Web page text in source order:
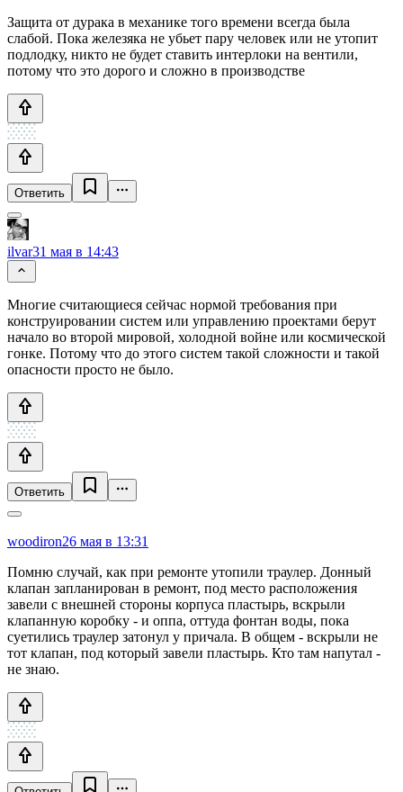
Защита от дурака в механике того времени всегда была
слабой. Пока железяка не убьет пару человек или не утопит
подлодку, никто не будет ставить интерлоки на вентили,
потому что это дорого и сложно в производстве
Ответить
ilvar31 мая в 14:43
Многие считающиеся сейчас нормой требования при
конструировании систем или управлению проектами берут
начало во второй мировой, холодной войне или космической
гонке. Потому что до этого систем такой сложности и такой
опасности просто не было.
Ответить
woodiron26 мая в 13:31
Помню случай, как при ремонте утопили траулер. Донный
клапан запланирован в ремонт, под место расположения
завели с внешней стороны корпуса пластырь, вскрыли
клапанную коробку - и оппа, оттуда фонтан воды, пока
суетились траулер затонул у причала. В общем - вскрыли не
тот клапан, под который завели пластырь. Кто там напутал -
не знаю.